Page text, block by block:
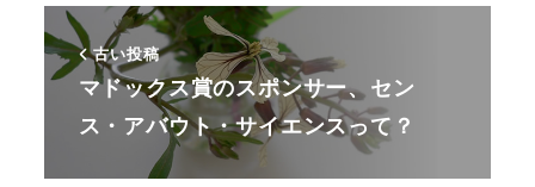
古い投稿
マドックス賞のスポンサー、セン
ス・アバウト・サイエンスって？